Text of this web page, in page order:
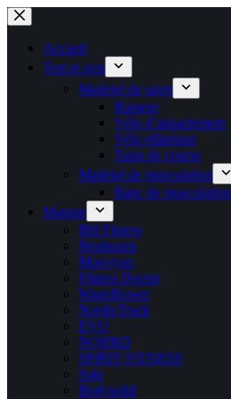
Passer
au
contenuAccueil
Test et avis
Matériel de sport
Rameur
Vélo d’appartement
Vélo elliptique
Tapis de course
Matériel de musculation
Banc de musculation
Marque
BH Fitness
Heubozen
Moovyoo
Fitness Doctor
WaterRower
NordicTrack
EVO
NOHRD
SPIRIT FITNESS
Sole
Bodysolid